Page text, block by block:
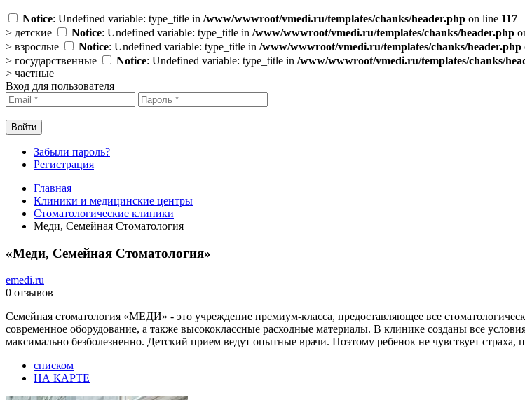
Notice: Undefined variable: type_title in /www/wwwroot/vmedi.ru/templates/chanks/header.php on line 117
> детские Notice: Undefined variable: type_title in /www/wwwroot/vmedi.ru/templates/chanks/header.php
> взрослые Notice: Undefined variable: type_title in /www/wwwroot/vmedi.ru/templates/chanks/header.php
> государственные Notice: Undefined variable: type_title in /www/wwwroot/vmedi.ru/templates/chanks/
> частные
Вход для пользователя
Забыли пароль?
Регистрация
Главная
Клиники и медицинские центры
Стоматологические клиники
Меди, Семейная Стоматология
«Меди, Семейная Стоматология»
emedi.ru
0 отзывов
Семейная стоматология «МЕДИ» - это учреждение премиум-класса, предоставляющее все
современное оборудование, а также высококлассные расходные материалы. В клинике созданы все
максимально безболезненно. Детский прием ведут опытные врачи. Поэтому ребенок не чувствует
списком
НА КАРТЕ